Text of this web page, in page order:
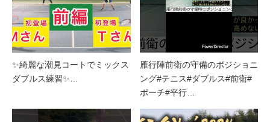
✨綺麗な潮見コートでミックス
ダブルス練習✨…
雁行陣前衛の守備のポジショニ
ング#テニス#ダブルス#前衛#
ポーチ#平行…